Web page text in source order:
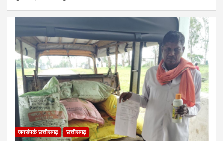
जनसंपर्क छत्तीसगढ़ छत्तीसगढ़